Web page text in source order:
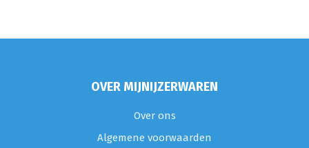
OVER MIJNIJZERWAREN
Over ons
Algemene voorwaarden